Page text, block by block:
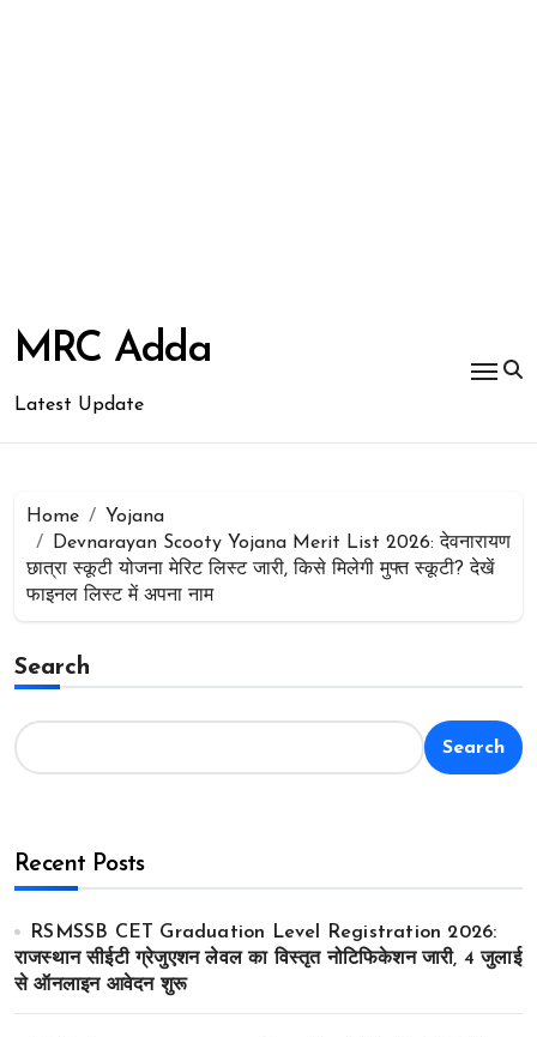
content
MRC Adda
Latest Update
Home
Yojana
Devnarayan Scooty Yojana Merit List 2026: देवनारायण
छात्रा स्कूटी योजना मेरिट लिस्ट जारी, किसे मिलेगी मुफ्त स्कूटी? देखें
फाइनल लिस्ट में अपना नाम
Search
Search
Recent Posts
RSMSSB CET Graduation Level Registration 2026:
राजस्थान सीईटी ग्रेजुएशन लेवल का विस्तृत नोटिफिकेशन जारी, 4 जुलाई
से ऑनलाइन आवेदन शुरू